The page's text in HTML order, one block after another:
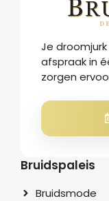
Je
afspraak in
zorgen
Bruidspaleis
Bruidsmode